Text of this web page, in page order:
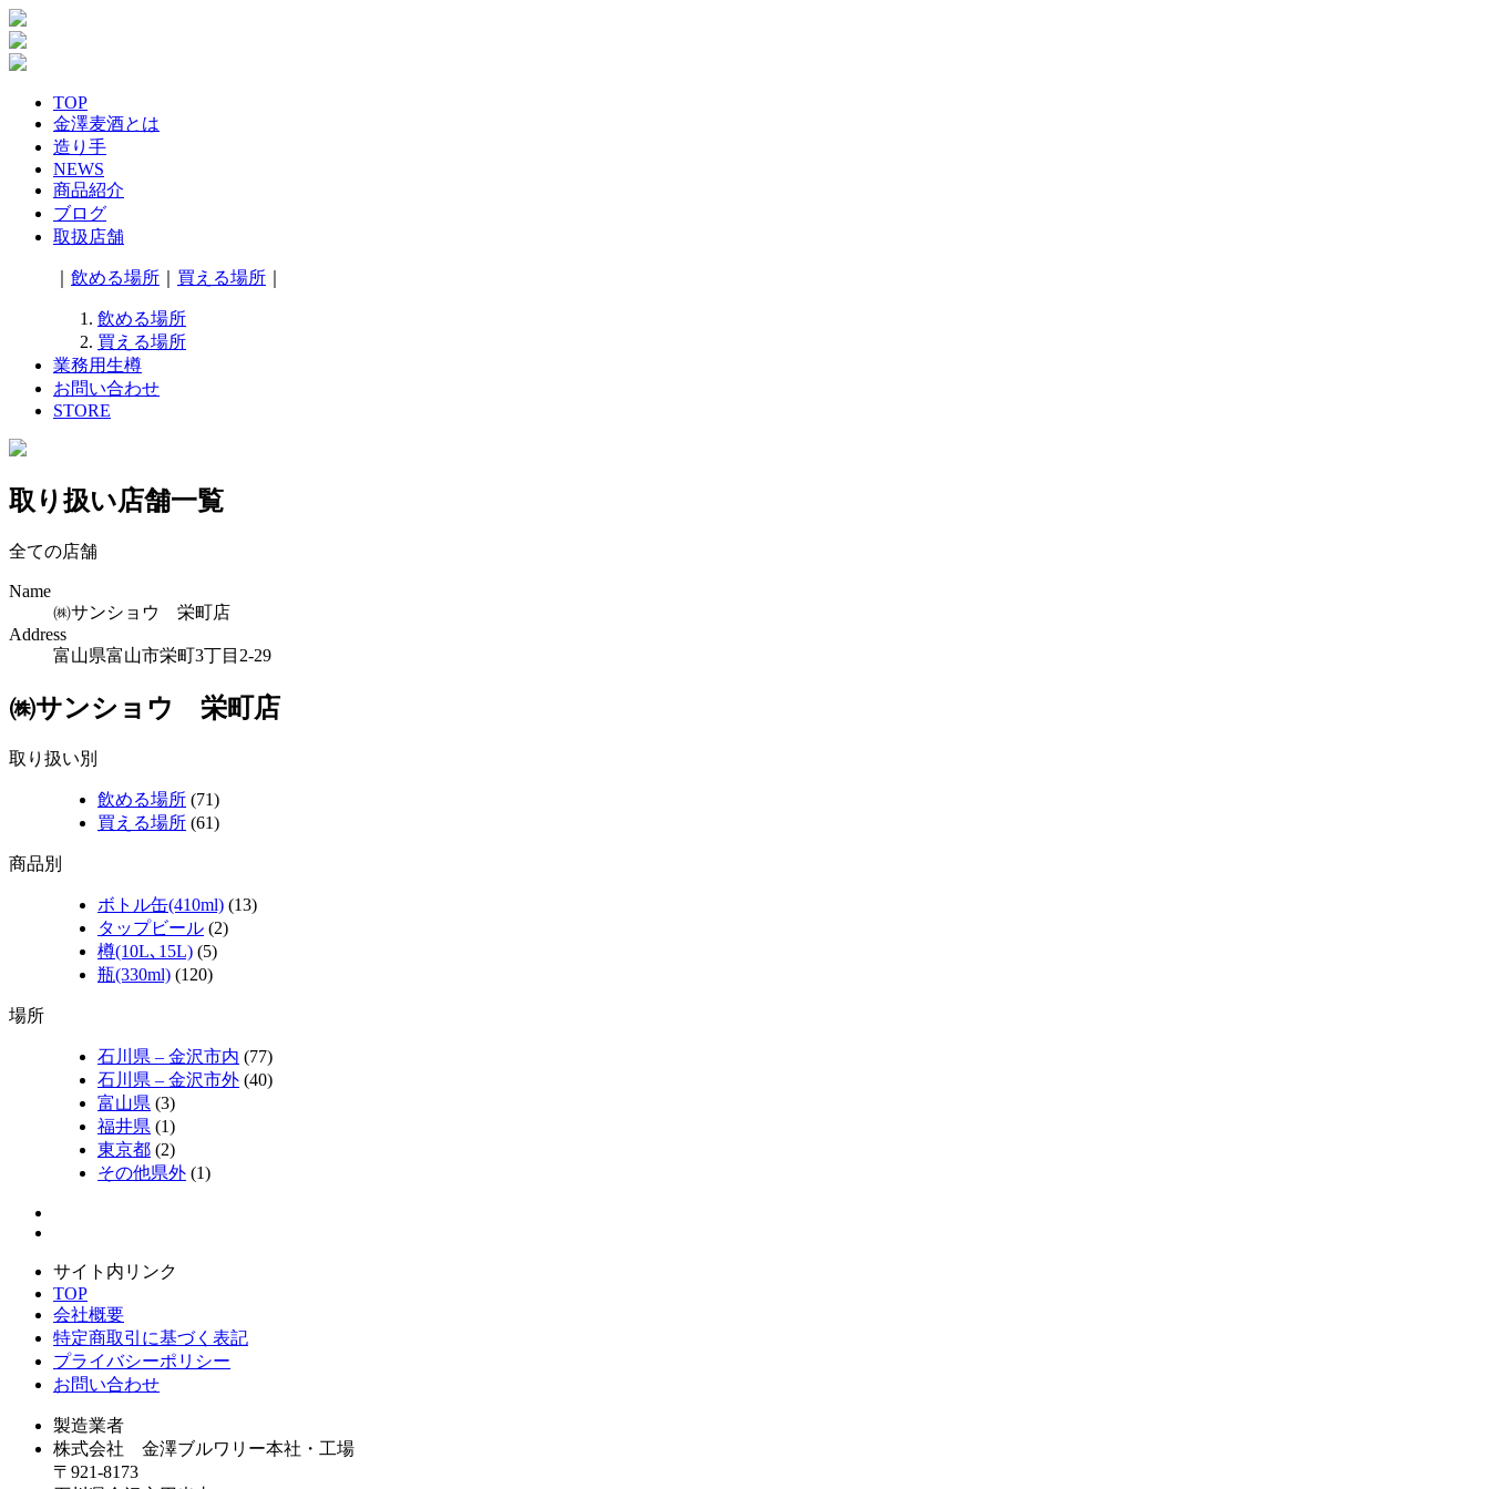
TOP
金澤麦酒とは
造り手
NEWS
商品紹介
ブログ
取扱店舗
飲める場所 買える場所
飲める場所
買える場所
業務用生樽
お問い合わせ
STORE
取り扱い店舗一覧
全ての店舗
Name
㈱サンショウ 栄町店
Address
富山県富山市栄町3丁目2-29
㈱サンショウ 栄町店
取り扱い別
飲める場所 (71)
買える場所 (61)
商品別
ボトル缶(410ml) (13)
タップビール (2)
樽(10L､15L) (5)
瓶(330ml) (120)
場所
石川県 – 金沢市内 (77)
石川県 – 金沢市外 (40)
富山県 (3)
福井県 (1)
東京都 (2)
その他県外 (1)
サイト内リンク
TOP
会社概要
特定商取引に基づく表記
プライバシーポリシー
お問い合わせ
製造業者
株式会社 金澤ブルワリー本社・工場
〒921-8173